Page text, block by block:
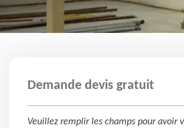
Demande devis gratuit
Veuillez remplir les champs pour avoir